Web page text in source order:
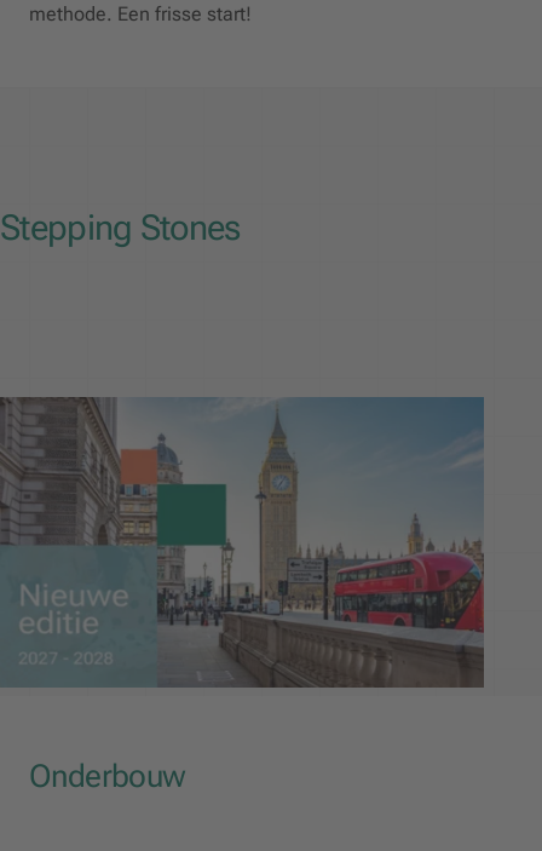
methode. Een frisse start!
Stepping Stones
Onderbouw